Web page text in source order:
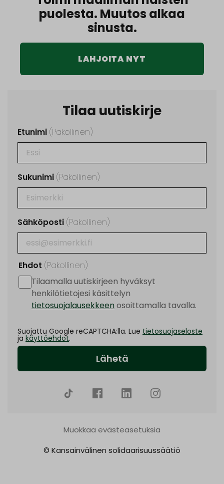
puolesta. Muutos alkaa
sinusta.
LAHJOITA NYT
Tilaa uutiskirje
Etunimi (Pakollinen)
Sukunimi (Pakollinen)
Sähköposti (Pakollinen)
Ehdot (Pakollinen)
Tilaamalla uutiskirjeen hyväksyt
henkilötietojesi käsittelyn
tietosuojalausekkeenosoittamalla tavalla.
Suojattu Google reCAPTCHA:lla. Lue tietosuojaseloste
ja käyttöehdot.
Muokkaa evästeasetuksia
© Kansainvälinen solidaarisuussäätiö